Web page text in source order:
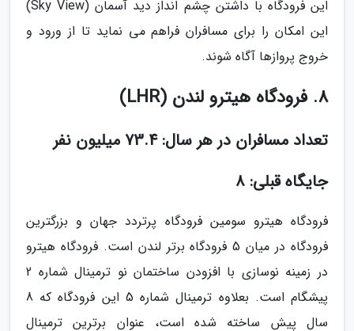
این فرودگاه با داشتن چشم انداز دید آسمان (Sky View)
این امکان را برای مسافران فراهم می نماید تا از ورود و
خروج پروازها آگاه شوند.
8. فرودگاه هیترو لندن (LHR)
تعداد مسافران در هر سال: 73.4 میلیون نفر
جایگاه قبلی: 8
فرودگاه هیترو سومین فرودگاه پرتردد جهان و بزرگترین
فرودگاه در میان 5 فرودگاه برتر لندن است. فرودگاه هیترو
در زمینه نوسازی با افزودن ساختمان نو ترمینال شماره 2
پیشگام است. بعلاوه ترمینال شماره 5 این فرودگاه که 8
سال پیش ساخته شده است، عنوان برترین ترمینال